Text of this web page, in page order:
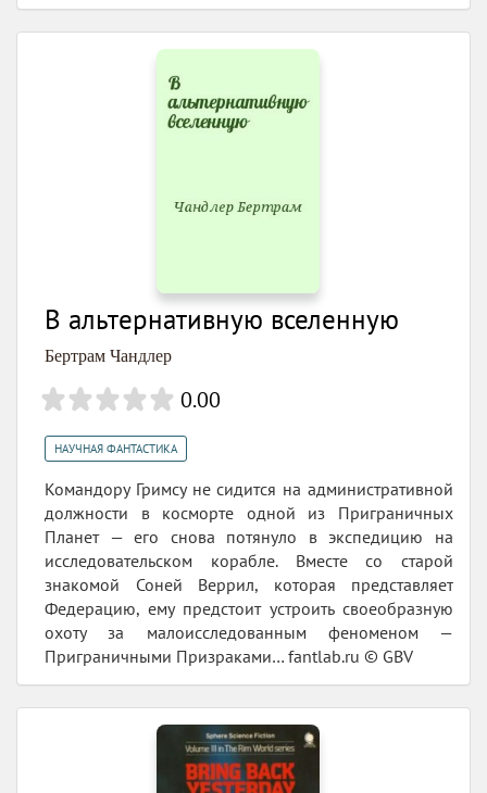
В альтернативную вселенную
Бертрам Чандлер
0.00
НАУЧНАЯ ФАНТАСТИКА
Командору Гримсу не сидится на административной
должности в косморте одной из Приграничных
Планет — его снова потянуло в экспедицию на
исследовательском корабле. Вместе со старой
знакомой Соней Веррил, которая представляет
Федерацию, ему предстоит устроить своеобразную
охоту за малоисследованным феноменом —
Приграничными Призраками… fantlab.ru © GBV